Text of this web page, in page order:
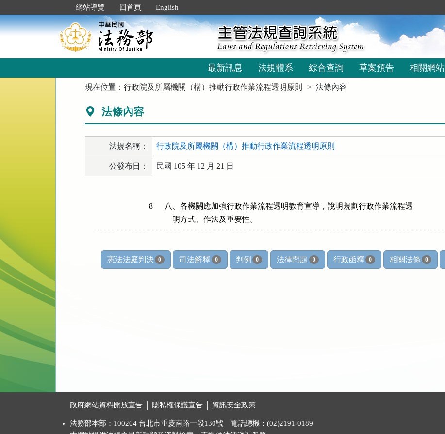
到
主
要
網站導覽 回首頁 English
最新訊息 法規體系 綜合查詢 草案預告 相關網站
現在位置：行政院及所屬機關（構）推動行政作業流程透明原則 法條內容
法條內容
法規名稱： 行政院及所屬機關（構）推動行政作業流程透明原則
公發布日： 民國 105 年 12 月 21 日
8
八、各機關應加強行政作業流程透明教育宣導，說明規劃行政作業流程透
    明方式、作法及重要性。
憲法法庭判決 0 司法解釋 0 判例 0 法律問題 0 行政函釋 0 相關法條 0
政府網站資料開放宣告 隱私權保護宣告 資訊安全政策
法務部本部：100204 台北市重慶南路一段130號 電話總機：(02)2191-0189